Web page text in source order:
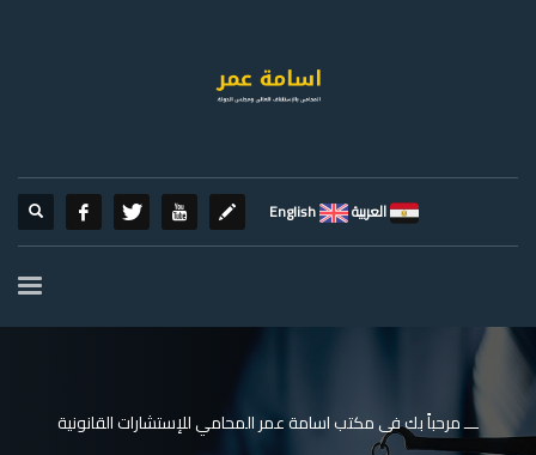
العربية English
ـــ مرحباً بك فى مكتب اسامة عمر المحامي للإستشارات القانونية